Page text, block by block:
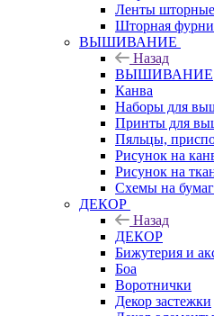
Ленты шторные
Шторная
ВЫШИВАНИЕ
Назад
ВЫШИВАНИЕ
Канва
Наборы для
Принты для
Пяльцы,
Рисунок на
Рисунок на
Схемы на
ДЕКОР
Назад
ДЕКОР
Бижутерия и
Боа
Воротнички
Декор застежки